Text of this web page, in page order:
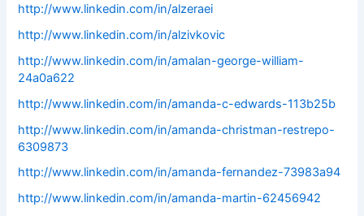
http://www.linkedin.com/in/alzeraei
http://www.linkedin.com/in/alzivkovic
http://www.linkedin.com/in/amalan-george-william-
24a0a622
http://www.linkedin.com/in/amanda-c-edwards-113b25b
http://www.linkedin.com/in/amanda-christman-restrepo-
6309873
http://www.linkedin.com/in/amanda-fernandez-73983a94
http://www.linkedin.com/in/amanda-martin-62456942